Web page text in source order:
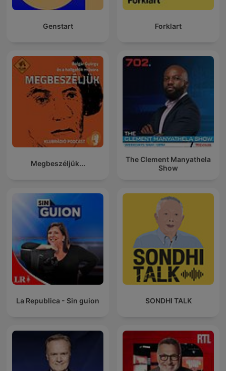
Genstart Forklart
Megbeszéljük...
The Clement Manyathela
Show
La Republica - Sin guion SONDHI TALK